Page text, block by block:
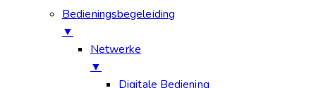
Bedieningsbegeleiding
▼
Netwerke
▼
Digitale Bediening